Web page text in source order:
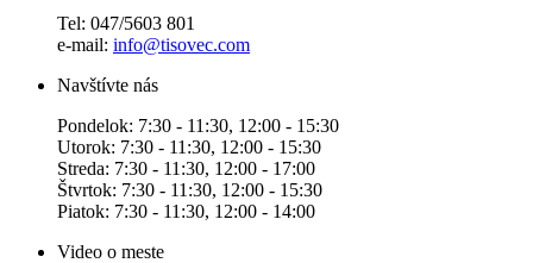
Tel: 047/5603 801
e-mail: info@tisovec.com
Navštívte nás
Pondelok: 7:30 - 11:30, 12:00 - 15:30
Utorok: 7:30 - 11:30, 12:00 - 15:30
Streda: 7:30 - 11:30, 12:00 - 17:00
Štvrtok: 7:30 - 11:30, 12:00 - 15:30
Piatok: 7:30 - 11:30, 12:00 - 14:00
Video o meste